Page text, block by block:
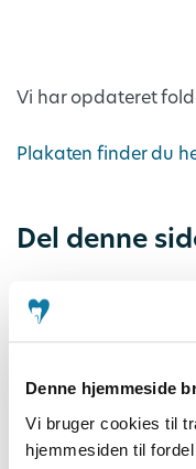
Denne hjemmeside
Vi bruger cookies til
hjemmesiden til
Vi har opdateret
Plakaten finder du
Del denne
3. aug.